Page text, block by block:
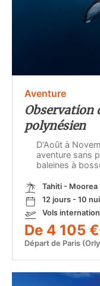
Aventure
Observation
polynésien
D'Août à
aventure sans
baleines à
Tahiti - Moorea
12 jours - 10
Vols
De 4 105
Départ de Paris